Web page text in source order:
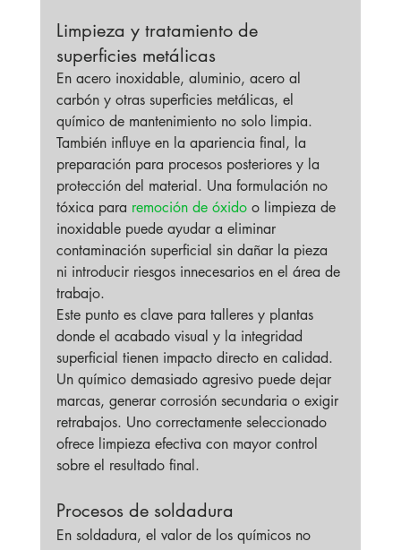
Limpieza y tratamiento de
superficies metálicas
En acero inoxidable, aluminio, acero al
carbón y otras superficies metálicas, el
químico de mantenimiento no solo limpia.
También influye en la apariencia final, la
preparación para procesos posteriores y la
protección del material. Una formulación no
tóxica para remoción de óxido o limpieza de
inoxidable puede ayudar a eliminar
contaminación superficial sin dañar la pieza
ni introducir riesgos innecesarios en el área de
trabajo.
Este punto es clave para talleres y plantas
donde el acabado visual y la integridad
superficial tienen impacto directo en calidad.
Un químico demasiado agresivo puede dejar
marcas, generar corrosión secundaria o exigir
retrabajos. Uno correctamente seleccionado
ofrece limpieza efectiva con mayor control
sobre el resultado final.
Procesos de soldadura
En soldadura, el valor de los químicos no